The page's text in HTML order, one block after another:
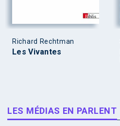
Richard Rechtman
Les Vivantes
LES MÉDIAS EN PARLENT